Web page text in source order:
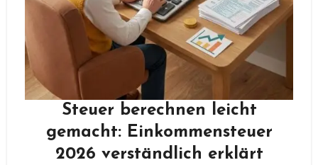
Steuer berechnen leicht
gemacht: Einkommensteuer
2026 verständlich erklärt